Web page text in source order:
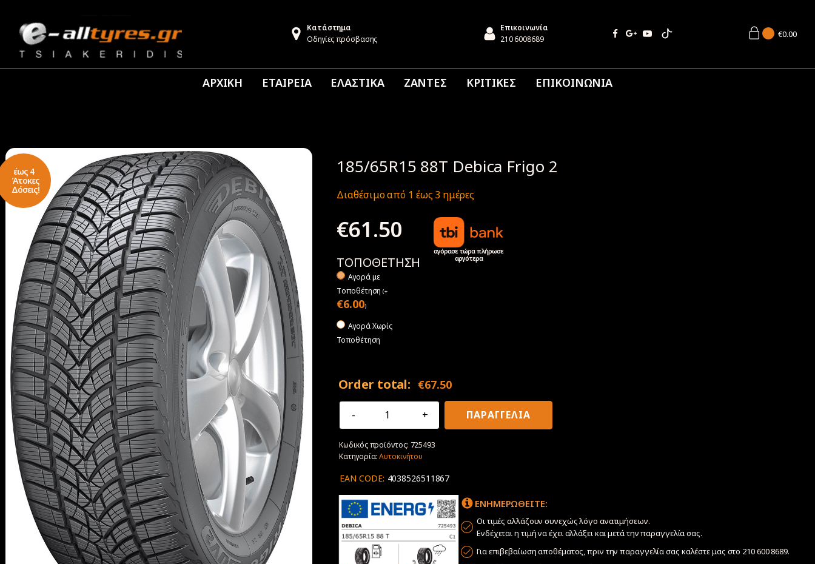
Κατάστημα
Οδηγίες πρόσβασης
Επικοινωνία
210 6008689
€0.00
ΑΡΧΙΚΗ ΕΤΑΙΡΕΙΑ ΕΛΑΣΤΙΚΑ ΖΑΝΤΕΣ ΚΡΙΤΙΚΕΣ ΕΠΙΚΟΙΝΩΝΙΑ
έως 4
Άτοκες
Δόσεις!
185/65R15 88T Debica Frigo 2
Διαθέσιμο από 1 έως 3 ημέρες
€61.50
αγόρασε τώρα πλήρωσε
αργότερα
ΤΟΠΟΘΕΤΗΣΗ
Αγορά με
Tοποθέτηση(+
€6.00)
Αγορά Χωρίς
Τοποθέτηση
Order total: €67.50
185/65R15
Frigo
2
ΠΑΡΑΓΓΕΛΙΑ
Κωδικός προϊόντος: 725493
Κατηγορία:Αυτοκινήτου
EAN CODE: 4038526511867
ΕΝΗΜΕΡΩΘΕΙΤΕ:
Οι τιμές αλλάζουν συνεχώς λόγο ανατιμήσεων.
Ενδέχεται η τιμή να έχει αλλάξει και μετά την παραγγελία σας.
Για επιβεβαίωση αποθέματος, πριν την παραγγελία σας καλέστε μας στο 210 600 8689.